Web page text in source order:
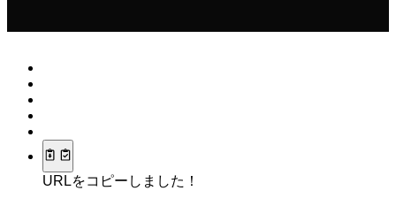
URLをコピーしました！